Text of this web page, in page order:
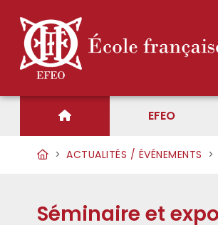
EFEO
ACTUALITÉS / ÉVÉNEMENTS
Séminaire et